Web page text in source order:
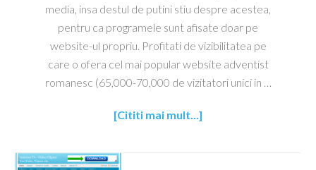
media, insa destul de putini stiu despre acestea,
pentru ca programele sunt afisate doar pe
website-ul propriu. Profitati de vizibilitatea pe
care o ofera cel mai popular website adventist
romanesc (65,000-70,000 de vizitatori unici in …
[Cititi mai mult...]